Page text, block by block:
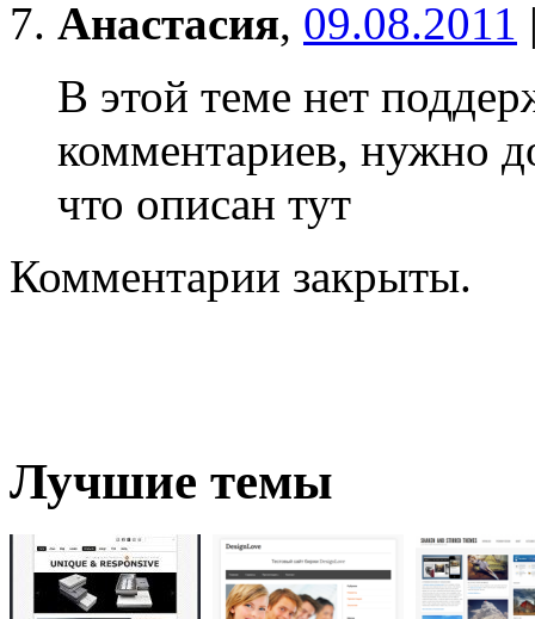
Анастасия, 09.08.2011
В этой теме нет
комментариев, нужно
что описан тут
Комментарии закрыты.
Лучшие темы